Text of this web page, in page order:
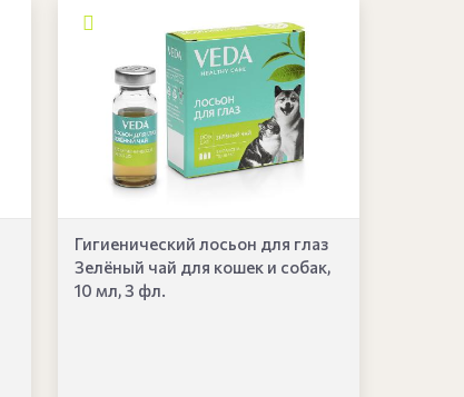
Гигиенический лосьон для глаз
Зелёный чай для кошек и собак,
10 мл, 3 фл.